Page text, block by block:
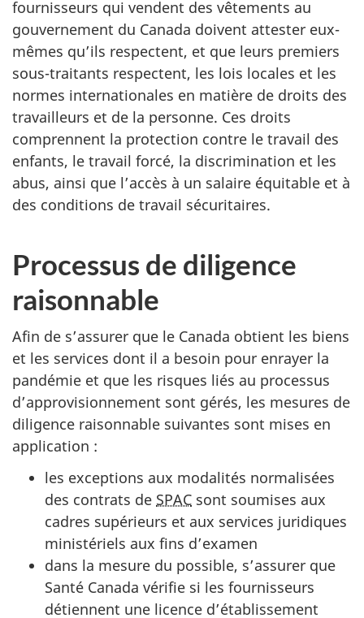
p
r
é
v
i
s
i
o
n
u
g
é
t
a
i
r
e
fournisseurs qui vendent des vêtements au
gouvernement du Canada doivent attester eux-
mêmes qu’ils respectent, et que leurs premiers
sous-traitants respectent, les lois locales et les
normes internationales en matière de droits des
travailleurs et de la personne. Ces droits
comprennent la protection contre le travail des
enfants, le travail forcé, la discrimination et les
abus, ainsi que l’accès à un salaire équitable et à
des conditions de travail sécuritaires.
Processus de diligence
raisonnable
Afin de s’assurer que le Canada obtient les biens
et les services dont il a besoin pour enrayer la
pandémie et que les risques liés au processus
d’approvisionnement sont gérés, les mesures de
diligence raisonnable suivantes sont mises en
application :
les exceptions aux modalités normalisées
des contrats de SPAC sont soumises aux
cadres supérieurs et aux services juridiques
ministériels aux fins d’examen
dans la mesure du possible, s’assurer que
Santé Canada vérifie si les fournisseurs
détiennent une licence d’établissement